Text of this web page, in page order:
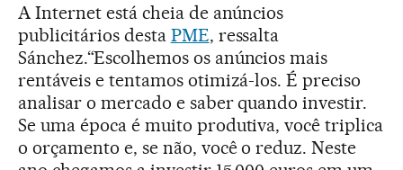
A Internet está cheia de anúncios
publicitários desta PME, ressalta
Sánchez.“Escolhemos os anúncios mais
rentáveis e tentamos otimizá-los. É preciso
analisar o mercado e saber quando investir.
Se uma época é muito produtiva, você triplica
o orçamento e, se não, você o reduz. Neste